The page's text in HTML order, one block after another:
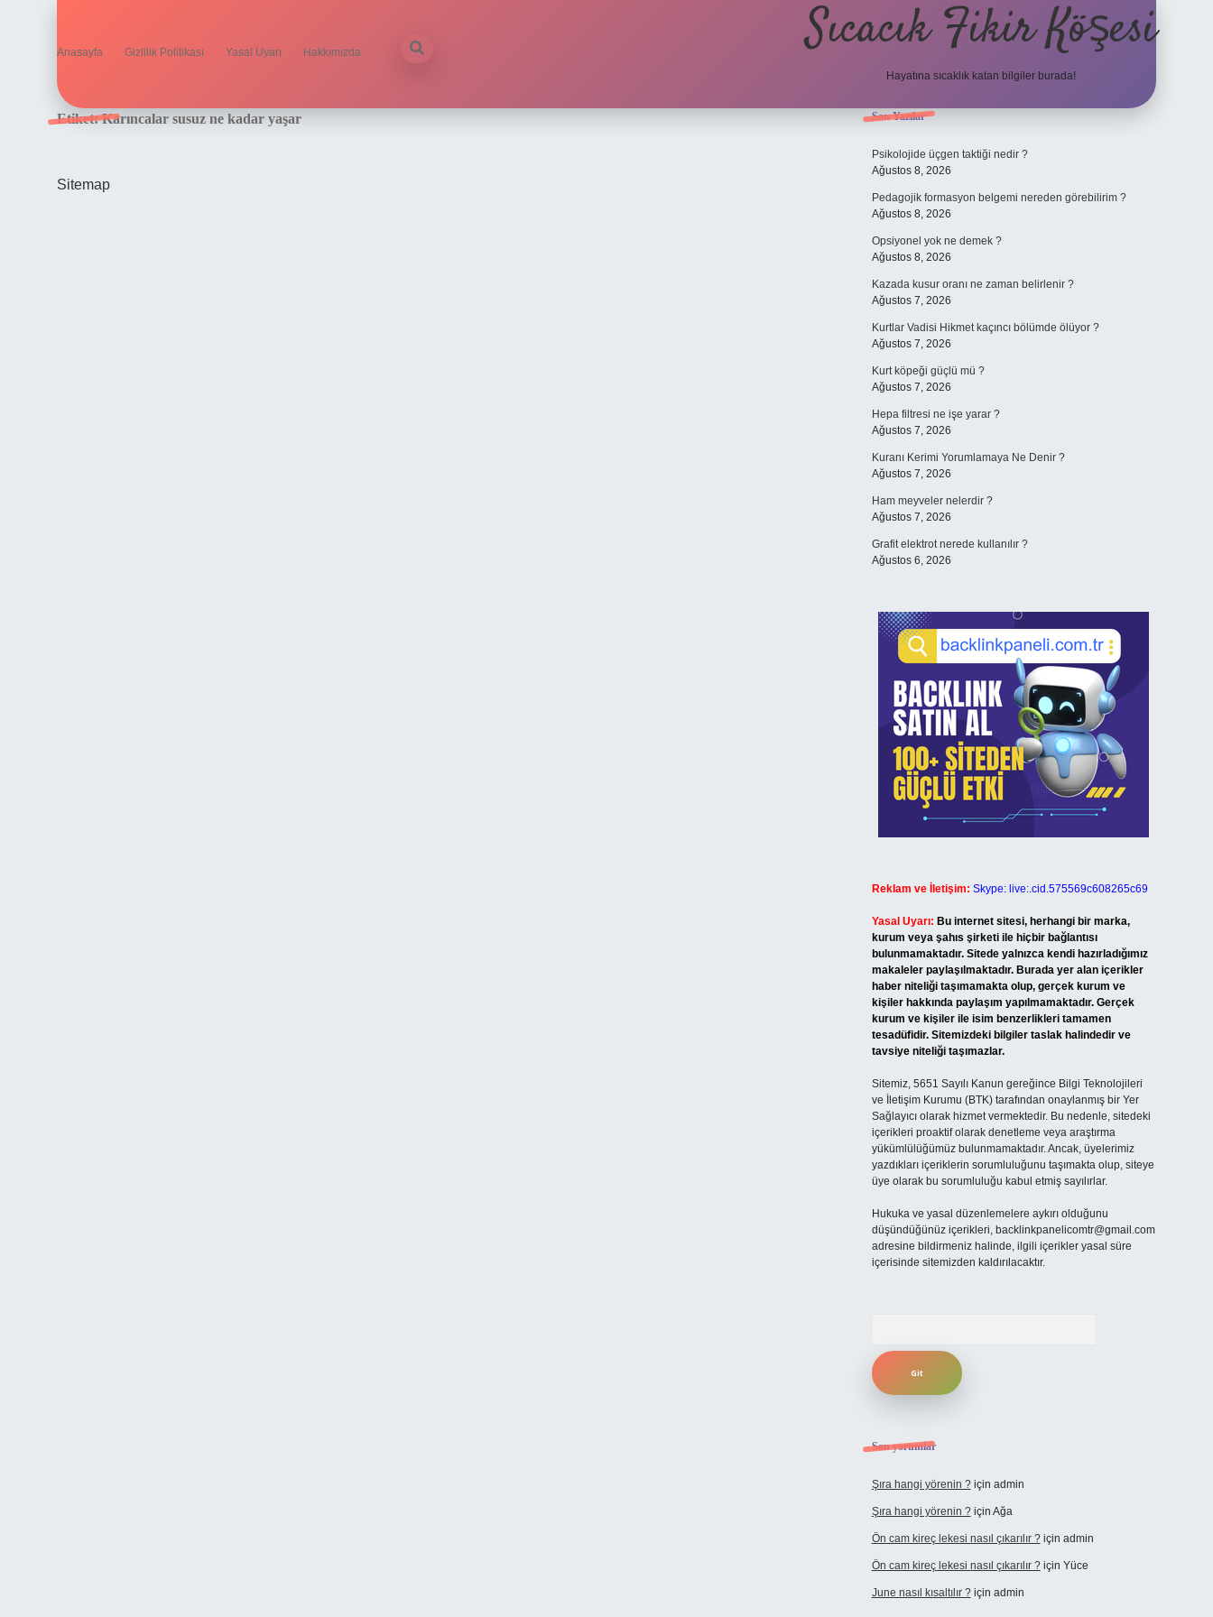
Anasayfa Gizlilik Politikası Yasal Uyarı Hakkımızda Sıcacık Fikir Köşesi
Hayatına sıcaklık katan bilgiler burada!
Etiket:Karıncalar susuz ne kadar yaşar
Sitemap
Sidebar
Son Yazılar
Psikolojide üçgen taktiği nedir ?
Ağustos 8, 2026
Pedagojik formasyon belgemi nereden görebilirim ?
Ağustos 8, 2026
Opsiyonel yok ne demek ?
Ağustos 8, 2026
Kazada kusur oranı ne zaman belirlenir ?
Ağustos 7, 2026
Kurtlar Vadisi Hikmet kaçıncı bölümde ölüyor ?
Ağustos 7, 2026
Kurt köpeği güçlü mü ?
Ağustos 7, 2026
Hepa filtresi ne işe yarar ?
Ağustos 7, 2026
Kuranı Kerimi Yorumlamaya Ne Denir ?
Ağustos 7, 2026
Ham meyveler nelerdir ?
Ağustos 7, 2026
Grafit elektrot nerede kullanılır ?
Ağustos 6, 2026
Reklam ve İletişim: Skype: live:.cid.575569c608265c69
Yasal Uyarı: Bu internet sitesi, herhangi bir marka,
kurum veya şahıs şirketi ile hiçbir bağlantısı
bulunmamaktadır. Sitede yalnızca kendi hazırladığımız
makaleler paylaşılmaktadır. Burada yer alan içerikler
haber niteliği taşımamakta olup, gerçek kurum ve
kişiler hakkında paylaşım yapılmamaktadır. Gerçek
kurum ve kişiler ile isim benzerlikleri tamamen
tesadüfidir. Sitemizdeki bilgiler taslak halindedir ve
tavsiye niteliği taşımazlar.
Sitemiz, 5651 Sayılı Kanun gereğince Bilgi Teknolojileri
ve İletişim Kurumu (BTK) tarafından onaylanmış bir Yer
Sağlayıcı olarak hizmet vermektedir. Bu nedenle, sitedeki
içerikleri proaktif olarak denetleme veya araştırma
yükümlülüğümüz bulunmamaktadır. Ancak, üyelerimiz
yazdıkları içeriklerin sorumluluğunu taşımakta olup, siteye
üye olarak bu sorumluluğu kabul etmiş sayılırlar.
Hukuka ve yasal düzenlemelere aykırı olduğunu
düşündüğünüz içerikleri, backlinkpanelicomtr@gmail.com
adresine bildirmeniz halinde, ilgili içerikler yasal süre
içerisinde sitemizden kaldırılacaktır.
Son yorumlar
Şıra hangi yörenin ?için admin
Şıra hangi yörenin ?için Ağa
Ön cam kireç lekesi nasıl çıkarılır ?için admin
Ön cam kireç lekesi nasıl çıkarılır ?için Yüce
June nasıl kısaltılır ?için admin